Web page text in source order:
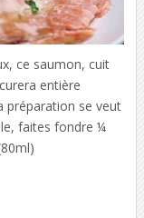
ce saumon, cuit
entière
préparation se veut
faites fondre ¼